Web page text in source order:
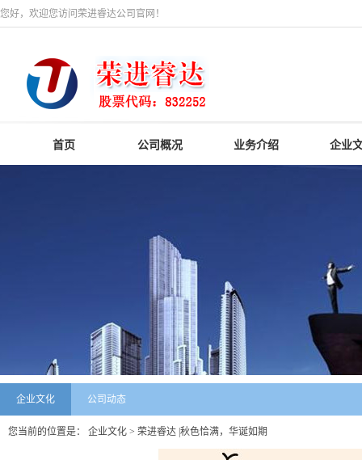
您好，欢迎您访问荣进睿达公司官网！
首页 公司概况 业务介绍 企业
企业文化 公司动态
您当前的位置是： 企业文化 > 荣进睿达 |秋色恰满，华诞如期